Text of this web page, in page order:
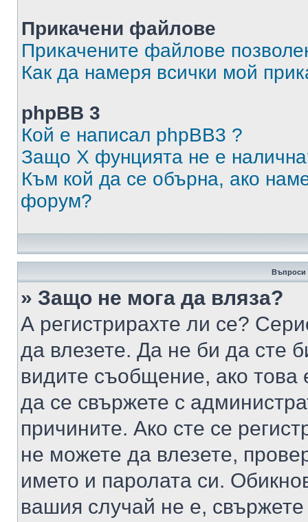
Прикачени файлове
Прикачените файлове
Как да намеря всички мой
phpBB 3
Кой е написал phpBB3 ?
Защо X фунцията не е
Към кой да се обърна, ако
форум?
Въпроси
» Защо не мога да вляза?
А регистрирахте ли се?
да влезете. Да не би да сте
видите съобщение, ако това
да се свържете с
причините. Ако сте се
не можете да влезете,
името и паролата си.
вашия случай не е,